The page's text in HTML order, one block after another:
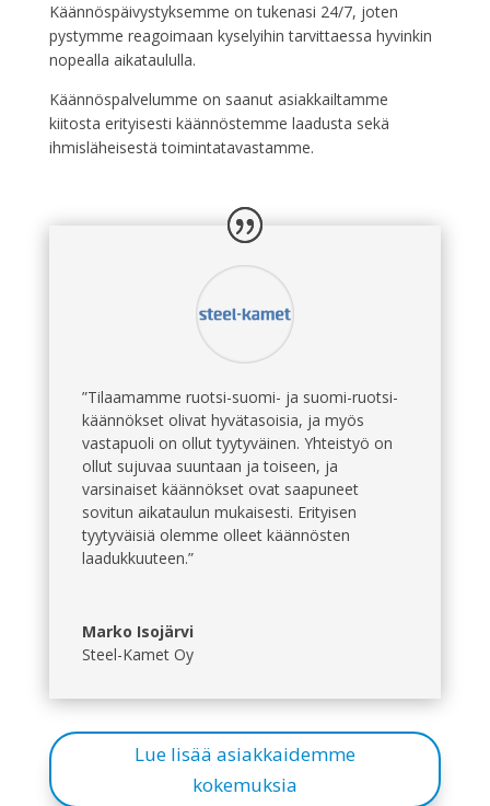
Käännöspäivystyksemme on tukenasi 24/7, joten
pystymme reagoimaan kyselyihin tarvittaessa hyvinkin
nopealla aikataululla.
Käännöspalvelumme on saanut asiakkailtamme
kiitosta erityisesti käännöstemme laadusta sekä
ihmisläheisestä toimintatavastamme.
”Tilaamamme ruotsi-suomi- ja suomi-ruotsi-
käännökset olivat hyvätasoisia, ja myös
vastapuoli on ollut tyytyväinen. Yhteistyö on
ollut sujuvaa suuntaan ja toiseen, ja
varsinaiset käännökset ovat saapuneet
sovitun aikataulun mukaisesti. Erityisen
tyytyväisiä olemme olleet käännösten
laadukkuuteen.”
Marko Isojärvi
Steel-Kamet Oy
Lue lisää asiakkaidemme
kokemuksia